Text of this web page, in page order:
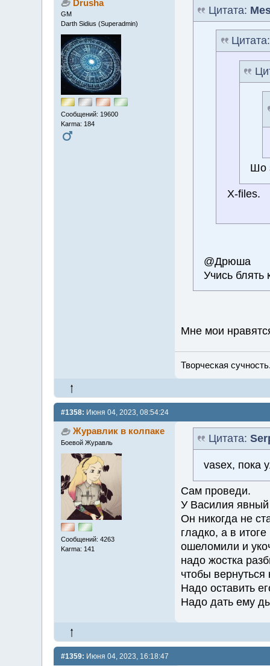
Drusha
GM
Darth Sidius (Superadmin)
Сообщений: 19600
Karma: 184
Цитата:
Шо
X-files.
@Дрюша
Учись блять
Мне мои
Творческая
#1358: Июня 04, 2023, 08:54:24
Журавлик в колпаке
Боевой Журавль
Сообщений: 4263
Karma: 141
Цитата:
vasex, пока
Сам проведи.
У Василия явный
Он никогда не
гладко, а в
ошеломили и
надо жостка
чтобы вернуться
Надо оставить
Надо дать ему
#1359: Июня 04, 2023, 16:18:47